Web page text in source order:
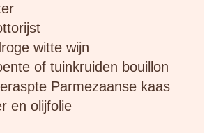
witte wijn
of tuinkruiden bouillon
Parmezaanse kaas
en olijfolie